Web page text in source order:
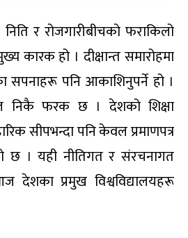
र रोजगारीबीचको फराकिलो
हो । दीक्षान्त समारोहमा
सपनाहरू पनि आकाशिनुपर्ने हो ।
निकै फरक छ । देशको शिक्षा
सीपभन्दा पनि केवल प्रमाणपत्र
छ । यही नीतिगत र संरचनागत
देशका प्रमुख विश्वविद्यालयहरू